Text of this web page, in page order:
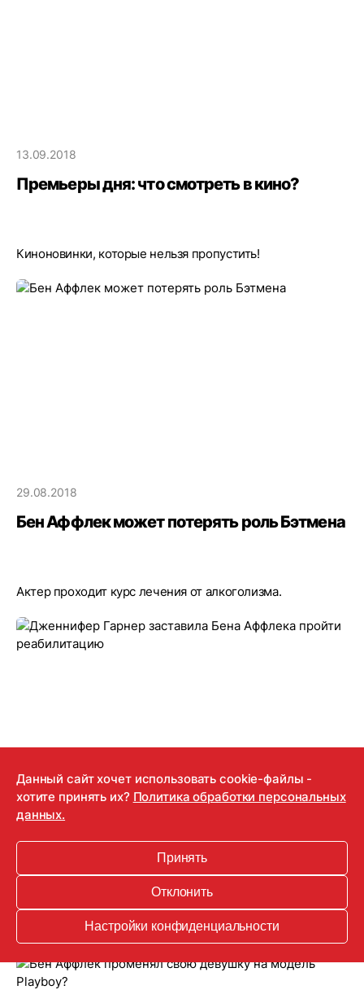
13.09.2018
Премьеры дня: что смотреть в кино?
Киноновинки, которые нельзя пропустить!
29.08.2018
Бен Аффлек может потерять роль Бэтмена
Актер проходит курс лечения от алкоголизма.
Дженнифер Гарнер заставила Бена
Аффлека пройти реабилитацию
Актриса не смогла бросить экс-супруга в беде.
Данный сайт хочет использовать cookie-файлы -
хотите принять их? Политика обработки персональных
данных.
Принять
Отклонить
Настройки конфиденциальности